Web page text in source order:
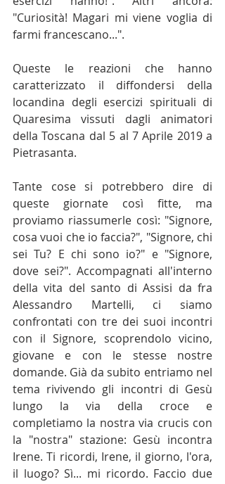
"Curiosità! Magari mi viene voglia di
farmi francescano...".
Queste le reazioni che hanno
caratterizzato il diffondersi della
locandina degli esercizi spirituali di
Quaresima vissuti dagli animatori
della Toscana dal 5 al 7 Aprile 2019 a
Pietrasanta.
Tante cose si potrebbero dire di
queste giornate così fitte, ma
proviamo riassumerle così: "Signore,
cosa vuoi che io faccia?", "Signore, chi
sei Tu? E chi sono io?" e "Signore,
dove sei?". Accompagnati all'interno
della vita del santo di Assisi da fra
Alessandro Martelli, ci siamo
confrontati con tre dei suoi incontri
con il Signore, scoprendolo vicino,
giovane e con le stesse nostre
domande. Già da subito entriamo nel
tema rivivendo gli incontri di Gesù
lungo la via della croce e
completiamo la nostra via crucis con
la "nostra" stazione: Gesù incontra
Irene. Ti ricordi, Irene, il giorno, l'ora,
il luogo? Sì... mi ricordo. Faccio due